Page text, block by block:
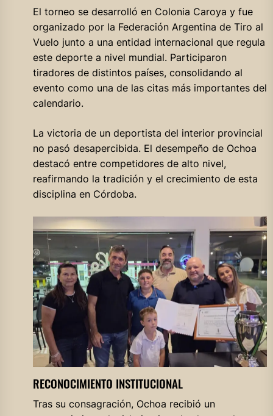
El torneo se desarrolló en Colonia Caroya y fue
organizado por la Federación Argentina de Tiro al
Vuelo junto a una entidad internacional que regula
este deporte a nivel mundial. Participaron
tiradores de distintos países, consolidando al
evento como una de las citas más importantes del
calendario.
La victoria de un deportista del interior provincial
no pasó desapercibida. El desempeño de Ochoa
destacó entre competidores de alto nivel,
reafirmando la tradición y el crecimiento de esta
disciplina en Córdoba.
RECONOCIMIENTO INSTITUCIONAL
Tras su consagración, Ochoa recibió un